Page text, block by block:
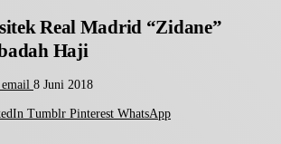
Real Madrid “Zidane”
Haji
email 8 Juni 2018
Tumblr Pinterest WhatsApp